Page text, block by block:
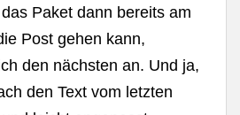
Paket dann bereits am
Post gehen kann,
den nächsten an. Und ja,
den Text vom letzten